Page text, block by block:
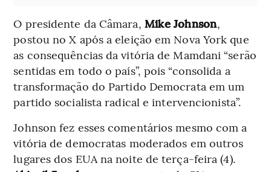
O presidente da Câmara, Mike Johnson,
postou no X após a eleição em Nova York que
as consequências da vitória de Mamdani “serão
sentidas em todo o país”, pois “consolida a
transformação do Partido Democrata em um
partido socialista radical e intervencionista”.
Johnson fez esses comentários mesmo com a
vitória de democratas moderados em outros
lugares dos EUA na noite de terça-feira (4).